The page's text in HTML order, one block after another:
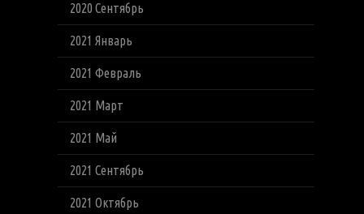
2020 Сентябрь
2021 Январь
2021 Февраль
2021 Март
2021 Май
2021 Сентябрь
2021 Октябрь